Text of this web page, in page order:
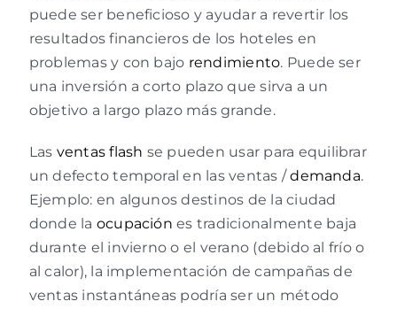
puede ser beneficioso y ayudar a revertir los
resultados financieros de los hoteles en
problemas y con bajo rendimiento. Puede ser
una inversión a corto plazo que sirva a un
objetivo a largo plazo más grande.
Las ventas flash se pueden usar para equilibrar
un defecto temporal en las ventas /demanda.
Ejemplo: en algunos destinos de la ciudad
donde la ocupación es tradicionalmente baja
durante el invierno o el verano (debido al frío o
al calor), la implementación de campañas de
ventas instantáneas podría ser un método